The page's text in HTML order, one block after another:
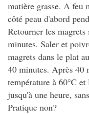
matière grasse. A feu
côté peau d'abord
Retourner les
minutes. Saler et
magrets dans le plat
40 minutes. Après 40
température à 60°C
jusqu'à une heure,
Pratique non?